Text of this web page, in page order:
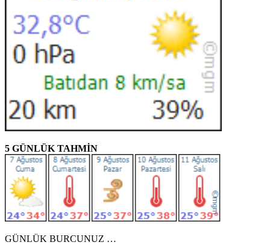
5 GÜNLÜK TAHMİN
GÜNLÜK BURCUNUZ …